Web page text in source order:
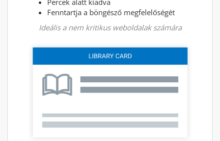
Percek alatt kiadva
Fenntartja a böngésző megfelelőségét
Ideális a nem kritikus weboldalak számára